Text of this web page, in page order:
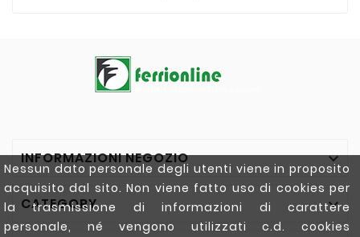
Nessun dato personale degli utenti viene in proposito
acquisito dal sito. Non viene fatto uso di cookies per
la trasmissione di informazioni di carattere
personale, né vengono utilizzati c.d. cookies
INFORMAZIONI NEGOZIO 
CATEGORY 